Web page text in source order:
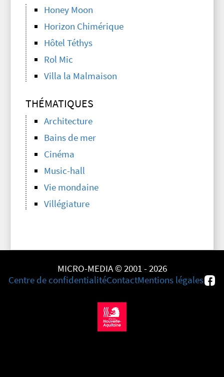
Honey Moon
Horizon Chimérique
Hôtel Téthys
Rol Mic
Villa la Malmaison
THÉMATIQUES
Architecture
Bains de mer
Cinéma
Music-hall
Vie mondaine
Villégiature
MICRO-MEDIA © 2001 - 2026
Centre de confidentialitéContactMentions légales